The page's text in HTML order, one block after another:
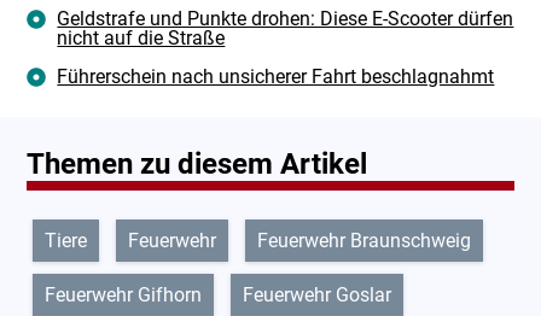
Geldstrafe und Punkte drohen: Diese E-Scooter dürfen
nicht auf die Straße
Führerschein nach unsicherer Fahrt beschlagnahmt
Themen zu diesem Artikel
Tiere Feuerwehr Feuerwehr Braunschweig
Feuerwehr Gifhorn Feuerwehr Goslar